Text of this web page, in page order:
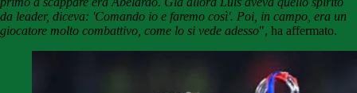
da leader, diceva: 'Comando io e faremo così'. Poi, in campo, era un
giocatore molto combattivo, come lo si vede adesso", ha affermato.